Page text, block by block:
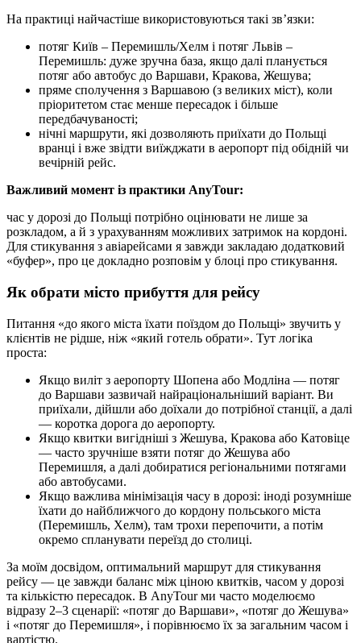
На практиці найчастіше використовуються такі зв’язки:
потяг Київ – Перемишль/Хелм і потяг Львів –
Перемишль: дуже зручна база, якщо далі планується
потяг або автобус до Варшави, Кракова, Жешува;
пряме сполучення з Варшавою (з великих міст), коли
пріоритетом стає менше пересадок і більше
передбачуваності;
нічні маршрути, які дозволяють приїхати до Польщі
вранці і вже звідти виїжджати в аеропорт під обідній чи
вечірній рейс.
Важливий момент із практики AnyTour:
час у дорозі до Польщі потрібно оцінювати не лише за
розкладом, а й з урахуванням можливих затримок на кордоні.
Для стикування з авіарейсами я завжди закладаю додатковий
«буфер», про це докладно розповім у блоці про стикування.
Як обрати місто прибуття для рейсу
Питання «до якого міста їхати поїздом до Польщі» звучить у
клієнтів не рідше, ніж «який готель обрати». Тут логіка
проста:
Якщо виліт з аеропорту Шопена або Модліна — потяг
до Варшави зазвичай найраціональніший варіант. Ви
приїхали, дійшли або доїхали до потрібної станції, а далі
— коротка дорога до аеропорту.
Якщо квитки вигідніші з Жешува, Кракова або Катовіце
— часто зручніше взяти потяг до Жешува або
Перемишля, а далі добиратися регіональними потягами
або автобусами.
Якщо важлива мінімізація часу в дорозі: іноді розумніше
їхати до найближчого до кордону польського міста
(Перемишль, Хелм), там трохи перепочити, а потім
окремо спланувати переїзд до столиці.
За моїм досвідом, оптимальний маршрут для стикування
рейсу — це завжди баланс між ціною квитків, часом у дорозі
та кількістю пересадок. В AnyTour ми часто моделюємо
відразу 2–3 сценарії: «потяг до Варшави», «потяг до Жешува»
і «потяг до Перемишля», і порівнюємо їх за загальним часом і
вартістю.